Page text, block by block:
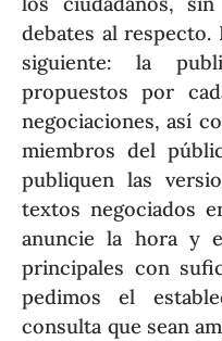
debates al
siguiente: la
propuestos por
negociaciones, así
miembros del
publiquen las
textos negociados
anuncie la hora y
principales con
pedimos el
consulta que sean